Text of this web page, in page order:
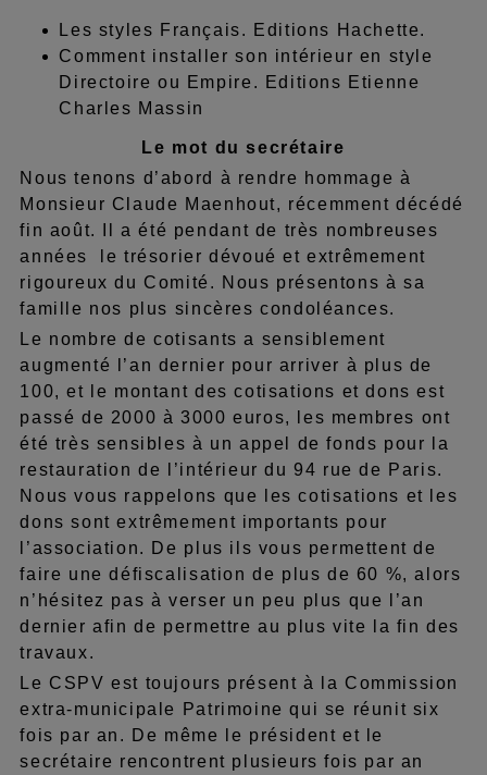
Les styles Français. Editions Hachette.
Comment installer son intérieur en style
Directoire ou Empire. Editions Etienne
Charles Massin
Le mot du secrétaire
Nous tenons d’abord à rendre hommage à
Monsieur Claude Maenhout, récemment décédé
fin août. Il a été pendant de très nombreuses
années le trésorier dévoué et extrêmement
rigoureux du Comité. Nous présentons à sa
famille nos plus sincères condoléances.
Le nombre de cotisants a sensiblement
augmenté l’an dernier pour arriver à plus de
100, et le montant des cotisations et dons est
passé de 2000 à 3000 euros, les membres ont
été très sensibles à un appel de fonds pour la
restauration de l’intérieur du 94 rue de Paris.
Nous vous rappelons que les cotisations et les
dons sont extrêmement importants pour
l’association. De plus ils vous permettent de
faire une défiscalisation de plus de 60 %, alors
n’hésitez pas à verser un peu plus que l’an
dernier afin de permettre au plus vite la fin des
travaux.
Le CSPV est toujours présent à la Commission
extra-municipale Patrimoine qui se réunit six
fois par an. De même le président et le
secrétaire rencontrent plusieurs fois par an